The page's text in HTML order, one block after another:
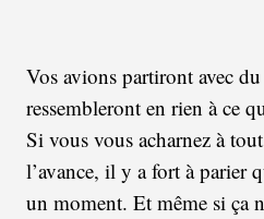
Vos avions partiront avec
ressembleront en rien à ce
Si vous vous acharnez à
l’avance, il y a fort à parier
un moment. Et même si ça